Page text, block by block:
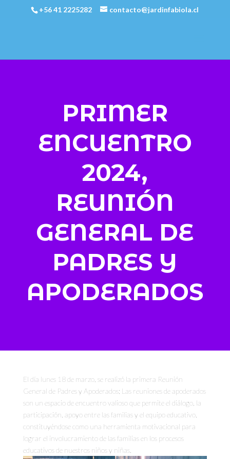
+56 41 2225282 contacto@jardinfabiola.cl
PRIMER
ENCUENTRO
2024,
REUNIÓN
GENERAL DE
PADRES Y
APODERADOS
El día lunes 18 de marzo, se realizó la primera Reunión
General de Padres y Apoderados; Las reuniones de apoderados
son un espacio de encuentro valioso que permite el diálogo, la
participación, apoyo entre las familias y el equipo educativo,
constituyéndose como una herramienta motivacional para
lograr el involucramiento de las familias en los procesos
educativos de nuestros niños y niñas.